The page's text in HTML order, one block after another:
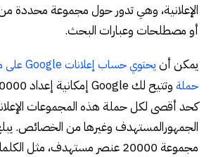
الإعلانية، وهي تدور حول مجموعة محددة من
أو مصطلحات وعبارات البحث.
يمكن أن
حملة
كحد أقصى لكل حملة هذه المجموعات
الجمهورالمستهدف وغيرها من الخصائص.
مجموعة 20000 عنصر مستهدف، مثل